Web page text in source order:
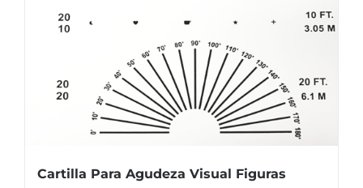
Cartilla Para Agudeza Visual Figuras